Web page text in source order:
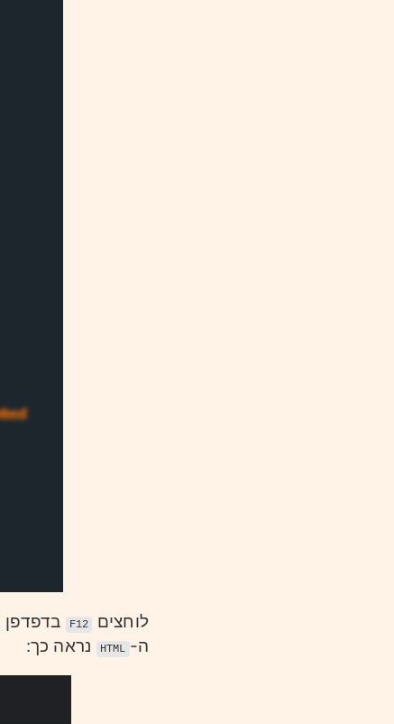
לוחצים F12
ה- HTML נראה כך: